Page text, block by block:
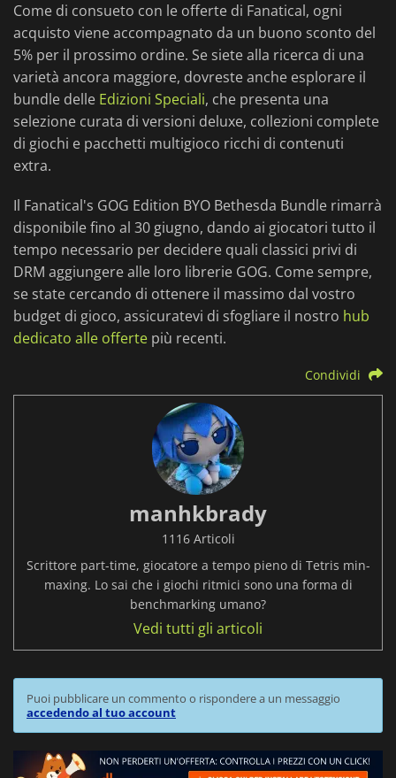
Come di consueto con le offerte di Fanatical, ogni
acquisto viene accompagnato da un buono sconto del
5% per il prossimo ordine. Se siete alla ricerca di una
varietà ancora maggiore, dovreste anche esplorare il
bundle delle Edizioni Speciali, che presenta una
selezione curata di versioni deluxe, collezioni complete
di giochi e pacchetti multigioco ricchi di contenuti
extra.
Il Fanatical's GOG Edition BYO Bethesda Bundle rimarrà
disponibile fino al 30 giugno, dando ai giocatori tutto il
tempo necessario per decidere quali classici privi di
DRM aggiungere alle loro librerie GOG. Come sempre,
se state cercando di ottenere il massimo dal vostro
budget di gioco, assicuratevi di sfogliare il nostro hub
dedicato alle offerte più recenti.
Condividi
manhkbrady
1116 Articoli
Scrittore part-time, giocatore a tempo pieno di Tetris min-
maxing. Lo sai che i giochi ritmici sono una forma di
benchmarking umano?
Vedi tutti gli articoli
Puoi pubblicare un commento o rispondere a un messaggio
accedendo al tuo account